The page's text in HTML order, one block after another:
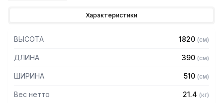
— Стеллаж технологический разборный
— Четыре сплошные полки из нержавеющей стали марки
AISI 304 толщиной 0,8 мм
— Расстояние между полками регулируемое с шагом 120
мм
— Стеллаж поставляется в разобранном виде
Характеристики
ВЫСОТА 1820 (см)
ДЛИНА 390 (см)
ШИРИНА 510 (см)
Вес нетто 21.4 (кг)